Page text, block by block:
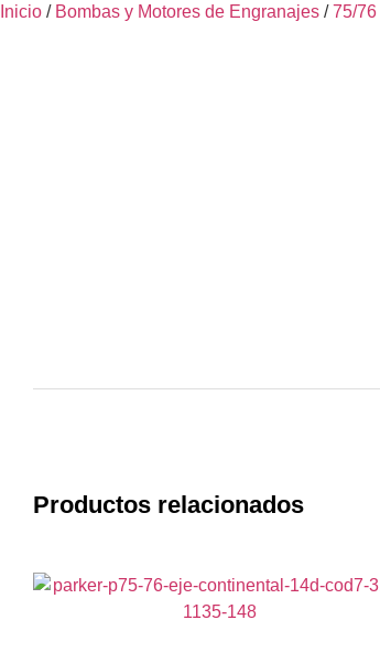
Inicio / Bombas y Motores de Engranajes /75/76
Productos relacionados